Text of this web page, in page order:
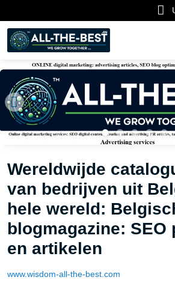
Wereldwijde
van bedrijven uit
hele wereld:
blogmagazine: SEO
en artikelen
www.wisdom-all-the-best.com